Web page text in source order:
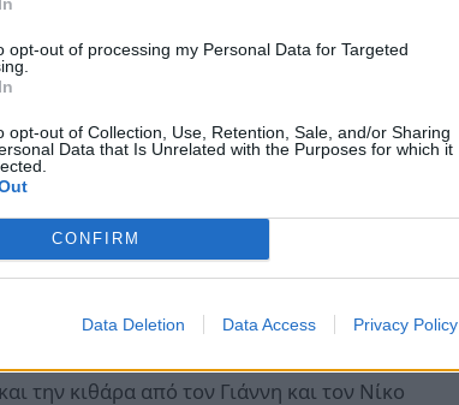
opt-out of processing my Personal Data for Targeted
opt-out of Collection, Use, Retention, Sale, and/or Sharing
Data that Is Unrelated with the Purposes for which it
CONFIRM
Data Deletion Data Access Privacy Policy
θα παρουσιάσει την κεντρική εισήγηση
Ελλάδα του 20ού αιώνα.
Ραφήνας, υπό τον συντονισμό της Άρτεμις
ποίηση και οι ηθοποιοί του Θεατρικού
τα κείμενα μέσα από απαγγελίες.
τραγούδια, σε ερμηνεία της Άρτεμις
την κιθάρα από τον Γιάννη και τον Νίκο